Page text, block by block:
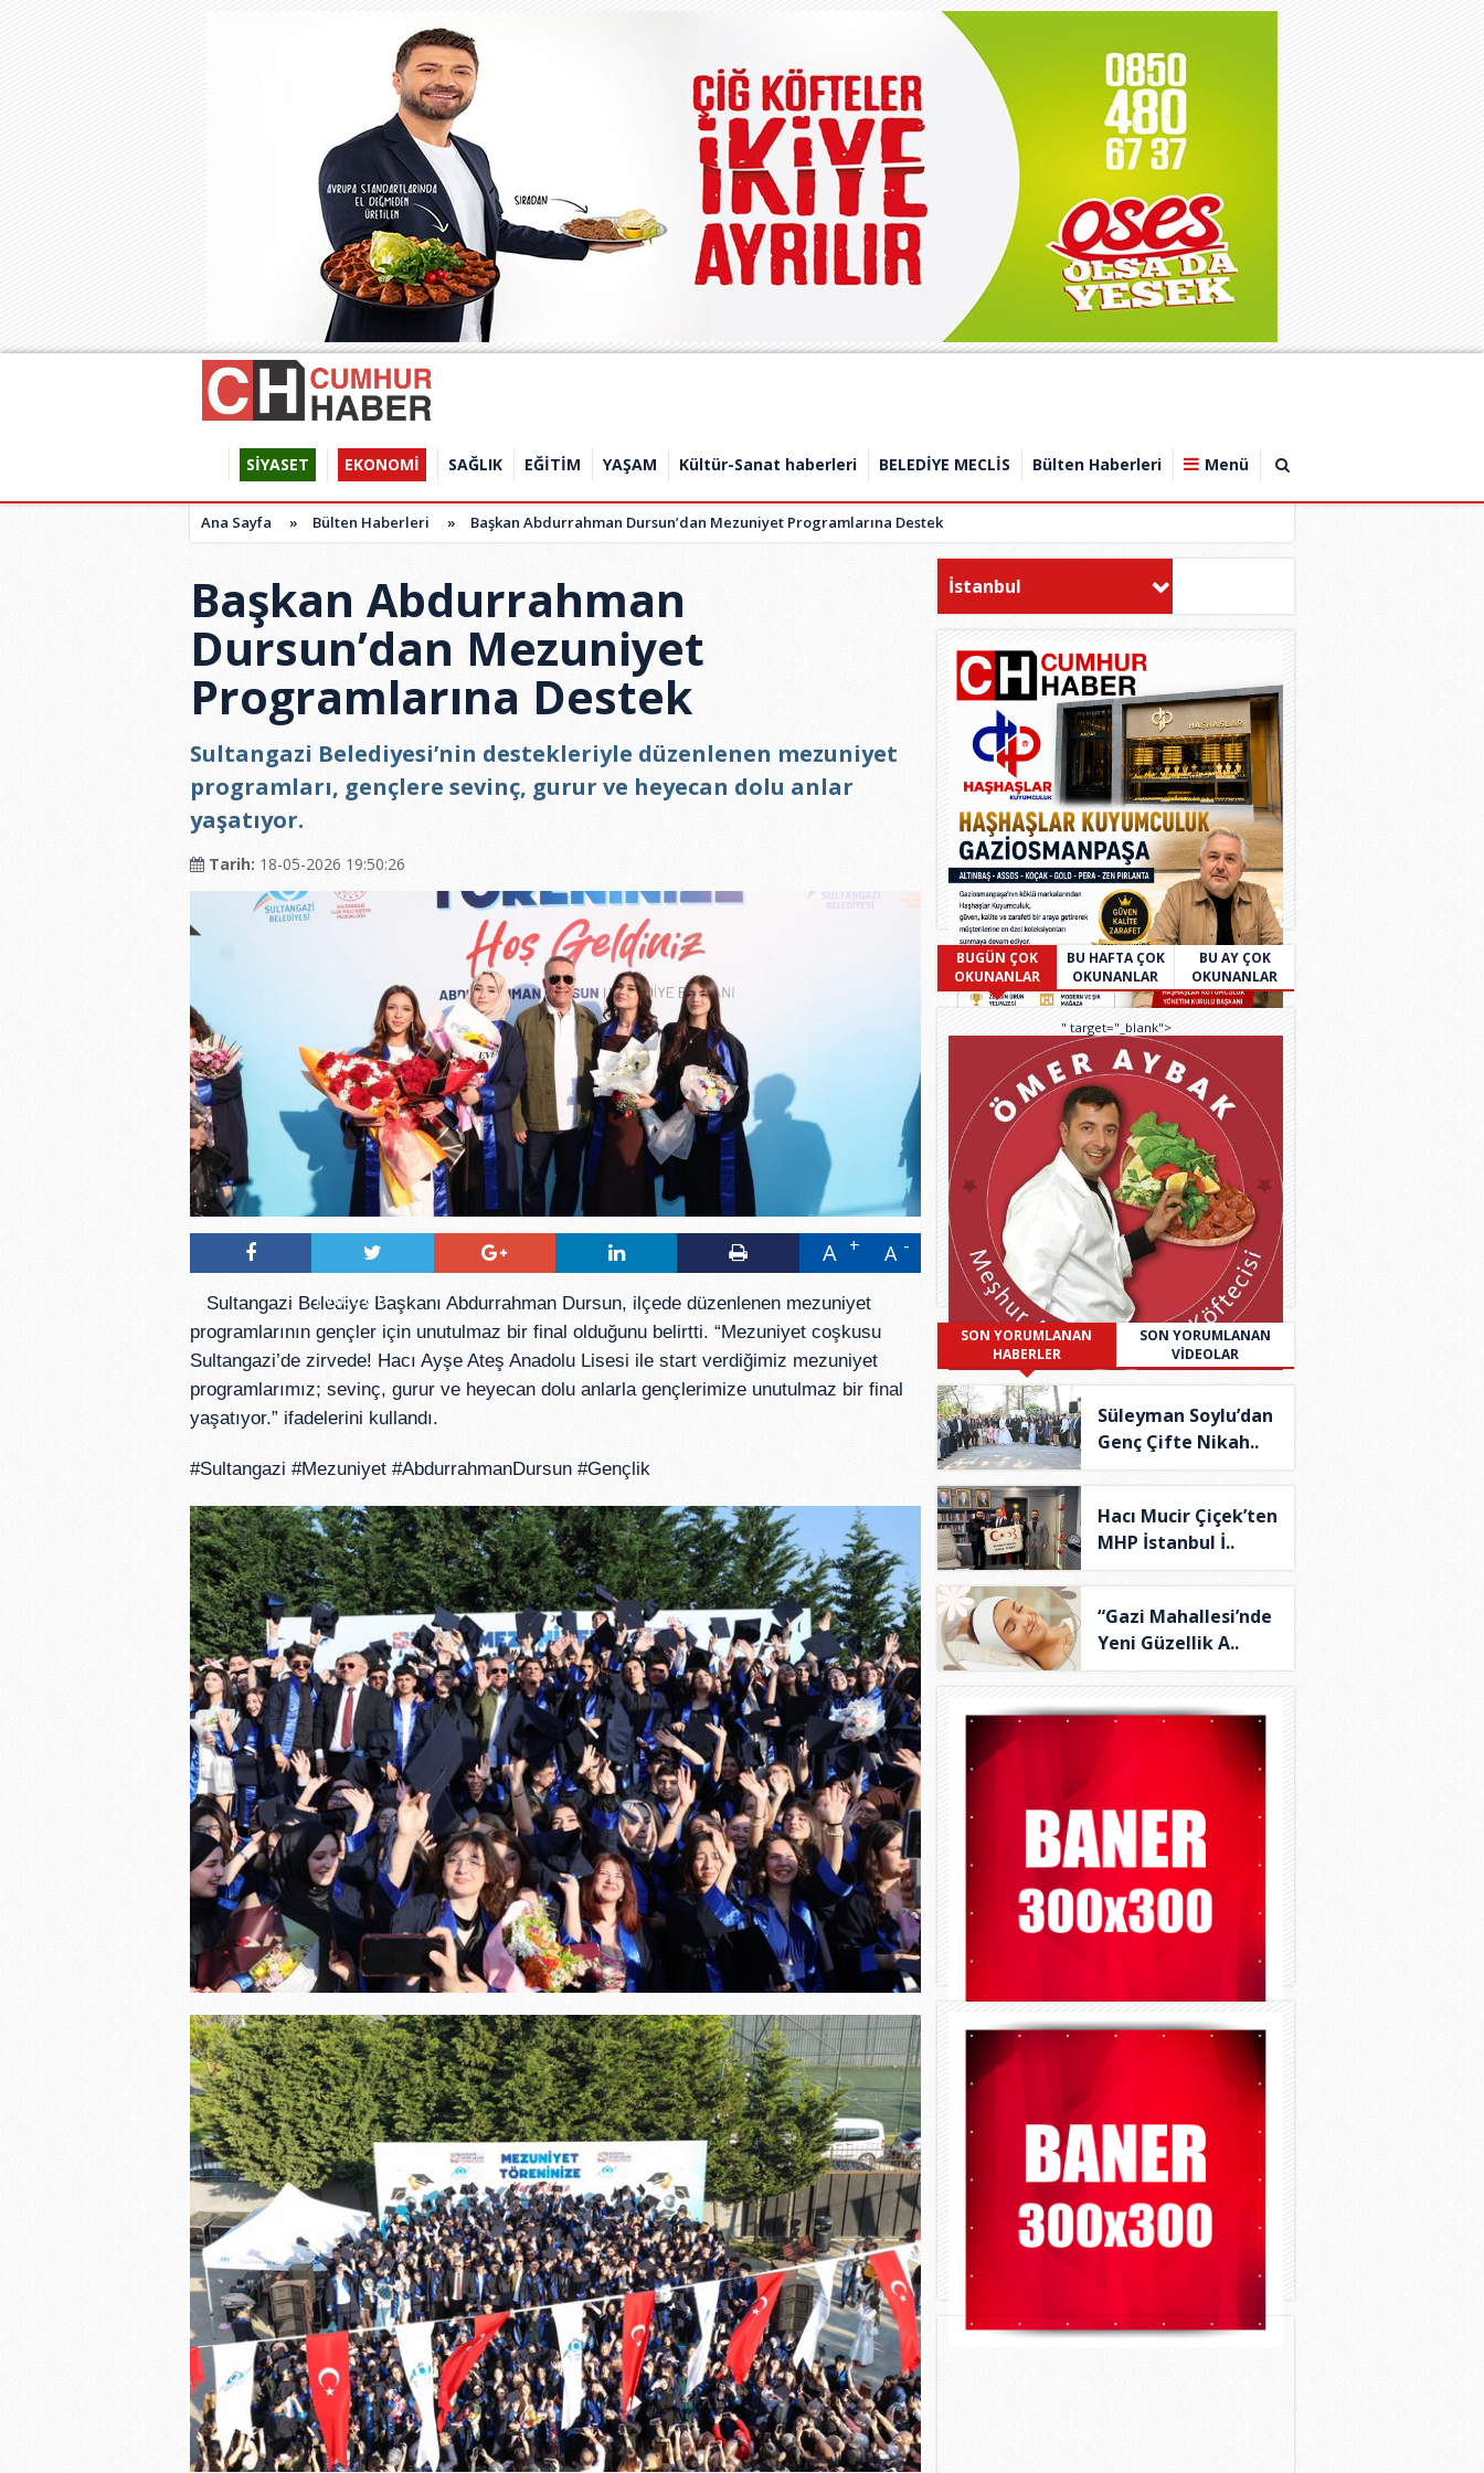
SİYASET EKONOMİ SAĞLIK EĞİTİM YAŞAM Kültür-Sanat haberleri BELEDİYE MECLİS Bülten Haberleri Menü
Ana Sayfa » Bülten Haberleri » Başkan Abdurrahman Dursun’dan Mezuniyet Programlarına Destek
Başkan Abdurrahman
Dursun’dan Mezuniyet
Programlarına Destek
Sultangazi Belediyesi’nin destekleriyle düzenlenen mezuniyet
programları, gençlere sevinç, gurur ve heyecan dolu anlar
yaşatıyor.
Tarih: 18-05-2026 19:50:26
Tweetle
A A
Sultangazi Belediye Başkanı Abdurrahman Dursun, ilçede düzenlenen mezuniyet
programlarının gençler için unutulmaz bir final olduğunu belirtti. “Mezuniyet coşkusu
Sultangazi’de zirvede! Hacı Ayşe Ateş Anadolu Lisesi ile start verdiğimiz mezuniyet
programlarımız; sevinç, gurur ve heyecan dolu anlarla gençlerimize unutulmaz bir final
yaşatıyor.” ifadelerini kullandı.
#Sultangazi #Mezuniyet #AbdurrahmanDursun #Gençlik
İstanbul
BUGÜN ÇOK
OKUNANLAR
BU HAFTA ÇOK
OKUNANLAR
BU AY ÇOK
OKUNANLAR
" target="_blank">
SON YORUMLANAN
HABERLER
SON YORUMLANAN
VİDEOLAR
Süleyman Soylu’dan
Genç Çifte Nikah..
Hacı Mucir Çiçek’ten
MHP İstanbul İ..
“Gazi Mahallesi’nde
Yeni Güzellik A..